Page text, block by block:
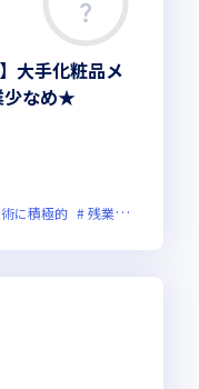
大手化粧品メ
少なめ★
に積極的 残業月20時間未満